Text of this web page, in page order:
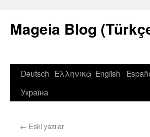
Mageia Blog
Deutsch Ελληνικά English
Україна
← Eski yazılar